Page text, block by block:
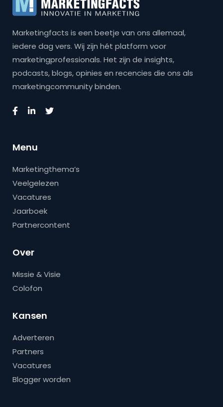
Marketingfacts is een beetje van ons allemaal,
iedere dag vers. Wij zijn hét platform voor
marketingprofessionals. Het zijn de insights,
podcasts, blogs, opinies en recencies die ons als
marketingcommunity binden.
Menu
Marketingthema’s
Veelgelezen
Vacatures
Jaarboek
Partnercontent
Over
Missie & Visie
Colofon
Kansen
Adverteren
Partners
Vacatures
Blogger worden